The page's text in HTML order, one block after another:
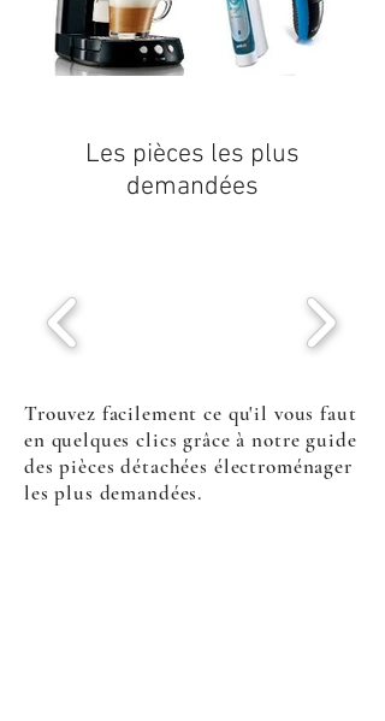
Les pièces les plus
demandées
Trouvez facilement ce qu'il vous faut
en quelques clics grâce à notre guide
des pièces détachées électroménager
les plus demandées.